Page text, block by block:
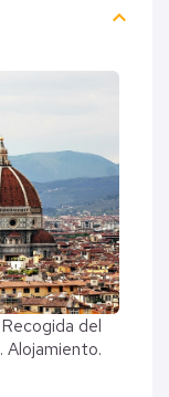
keyboard_arrow_up
del
Alojamiento.